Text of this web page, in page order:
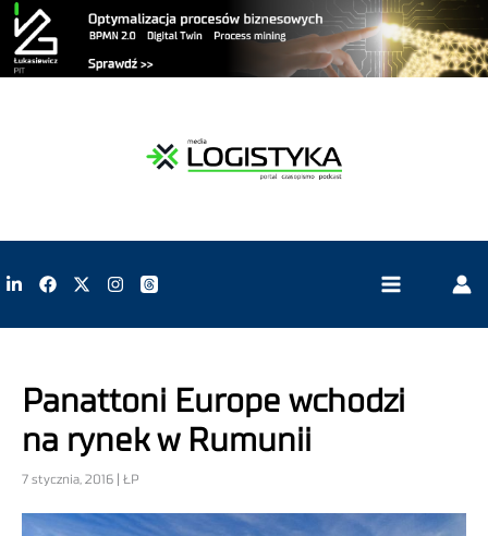
Panattoni Europe wchodzi
na rynek w Rumunii
7 stycznia, 2016 | ŁP